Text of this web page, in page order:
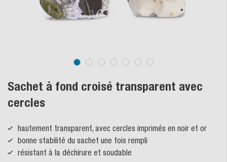
Sachet à fond croisé transparent avec
cercles
hautement transparent, avec cercles imprimés en noir et or
bonne stabilité du sachet une fois rempli
résistant à la déchirure et soudable